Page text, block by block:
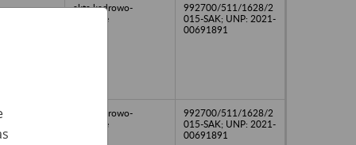
akta kadrowo-
płacowe
992700/511/1628/2
015-SAK; UNP: 2021-
00691891
akta kadrowo-
płacowe
992700/511/1628/2
015-SAK; UNP: 2021-
00691891